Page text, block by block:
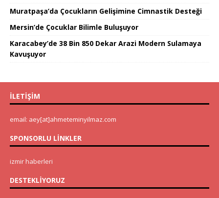
Muratpaşa’da Çocukların Gelişimine Cimnastik Desteği
Mersin’de Çocuklar Bilimle Buluşuyor
Karacabey’de 38 Bin 850 Dekar Arazi Modern Sulamaya
Kavuşuyor
İLETIŞIM
email: aey[at]ahmeteminyilmaz.com
SPONSORLU LINKLER
izmir haberleri
DESTEKLIYORUZ